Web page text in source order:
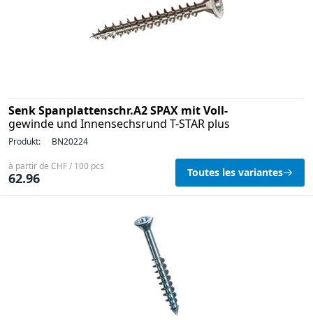
Senk Spanplattenschr.A2 SPAX mit Voll-
gewinde und Innensechsrund T-STAR plus
Produkt: BN20224
à partir de CHF / 100 pcs
62.96 Toutes les variantes